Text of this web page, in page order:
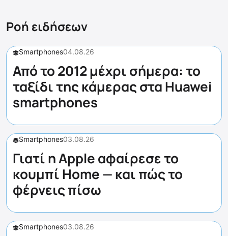
Ροή ειδήσεων
Smartphones04.08.26
Από το 2012 μέχρι σήμερα: το
ταξίδι της κάμερας στα Huawei
smartphones
Smartphones03.08.26
Γιατί η Apple αφαίρεσε το
κουμπί Home — και πώς το
φέρνεις πίσω
Smartphones03.08.26